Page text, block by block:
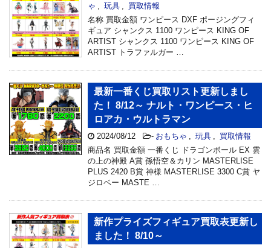
ゃ
玩具
買取情報
名称 買取金額 ワンピース DXF ポージングフィ
ギュア シャンクス 1100 ワンピース KING OF
ARTIST シャンクス 1100 ワンピース KING OF
ARTIST トラファルガー …
最新一番くじ買取リスト更新しまし
た！ 8/12～ ナルト・ワンピース・ヒ
ロアカ・ウルトラマン
2024/08/12 - おもちゃ 玩具
買取情報
商品名 買取金額 一番くじ ドラゴンボール EX 雲
の上の神殿 A賞 孫悟空＆カリン MASTERLISE
PLUS 2420 B賞 神様 MASTERLISE 3300 C賞 ヤ
ジロベー MASTE …
新作プライズフィギュア買取表更新し
ました！ 8/10～